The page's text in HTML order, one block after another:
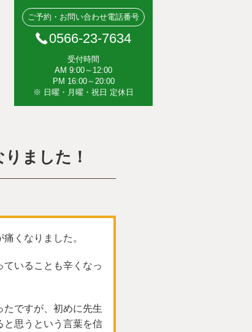
ご予約・お問い合わせ電話番号
0566-23-7634
受付時間
AM 9:00～12:00
PM 16:00～20:00
※ 日曜・月曜・祝日 定休日
ました！
くなりました。
いることも辛くなっ
ですが、初めに先生
と思うという言葉を信